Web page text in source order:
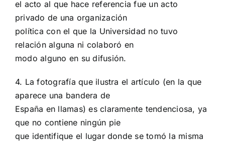
el acto al que hace referencia fue un acto
privado de una organización
política con el que la Universidad no tuvo
relación alguna ni colaboró en
modo alguno en su difusión.
4. La fotografía que ilustra el artículo (en la que
aparece una bandera de
España en llamas) es claramente tendenciosa, ya
que no contiene ningún pie
que identifique el lugar donde se tomó la misma